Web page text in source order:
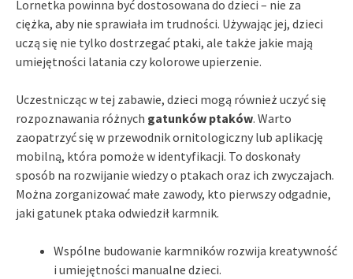
Lornetka powinna być dostosowana do dzieci – nie za
ciężka, aby nie sprawiała im trudności. Używając jej, dzieci
uczą się nie tylko dostrzegać ptaki, ale także jakie mają
umiejętności latania czy kolorowe upierzenie.
Uczestnicząc w tej zabawie, dzieci mogą również uczyć się
rozpoznawania różnych gatunków ptaków. Warto
zaopatrzyć się w przewodnik ornitologiczny lub aplikację
mobilną, która pomoże w identyfikacji. To doskonały
sposób na rozwijanie wiedzy o ptakach oraz ich zwyczajach.
Można zorganizować małe zawody, kto pierwszy odgadnie,
jaki gatunek ptaka odwiedził karmnik.
Wspólne budowanie karmników rozwija kreatywność
i umiejętności manualne dzieci.